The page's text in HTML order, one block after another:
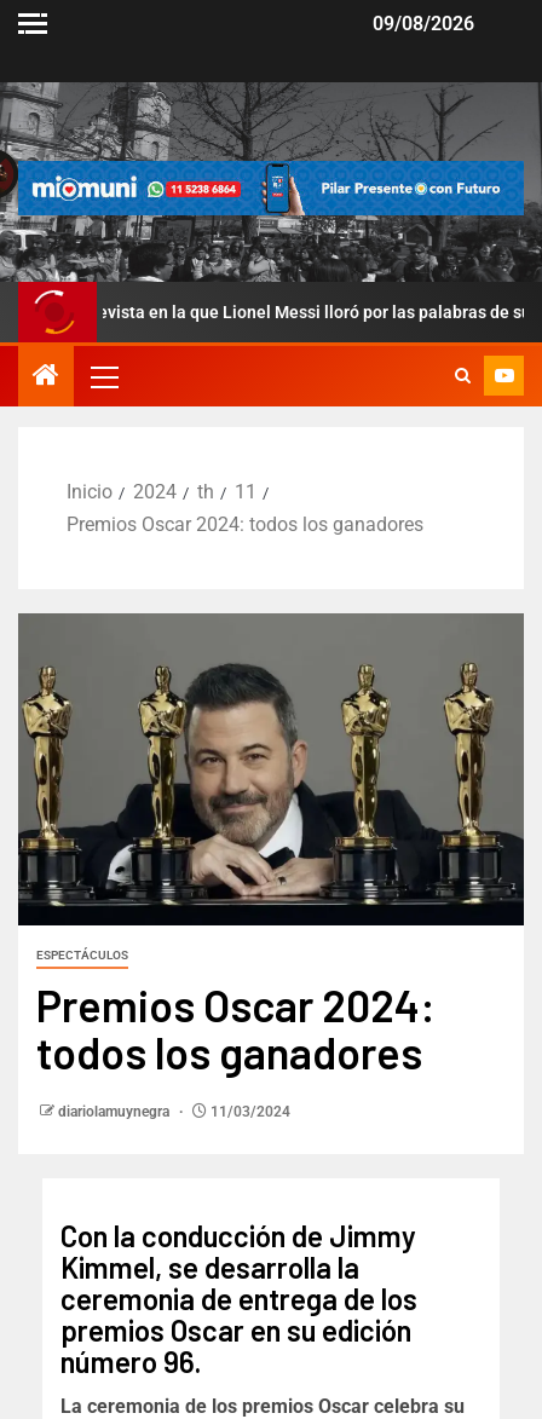
09/08/2026
en la que Lionel Messi lloró por las palabras de su papá
Inicio 2024 th
11
Premios Oscar 2024: todos los ganadores
ESPECTÁCULOS
Premios Oscar 2024:
todos los ganadores
diariolamuynegra 11/03/2024
Con la conducción de Jimmy
Kimmel, se desarrolla la
ceremonia de entrega de los
premios Oscar en su edición
número 96.
La ceremonia de los premios Oscar celebra su